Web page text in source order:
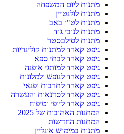
מתנות ליום המשפחה
מתנות לולנטיין
מתנות לט"ו באב
מתנות לנובי גוד
מתנות לסילבסטר
גיפט קארד למתנות קולינריות
גיפט קארד לבתי ספא
גיפט קארד למותגי אופנה
גיפט קארד לנופש ולמלונות
גיפט קארד לתרבות ופנאי
גיפט קארד לסדנאות והעשרה
גיפט קארד ליופי וטיפוח
המתנות האהובות של 2025
המתנות החדשות
מתנות במימוש אונליין